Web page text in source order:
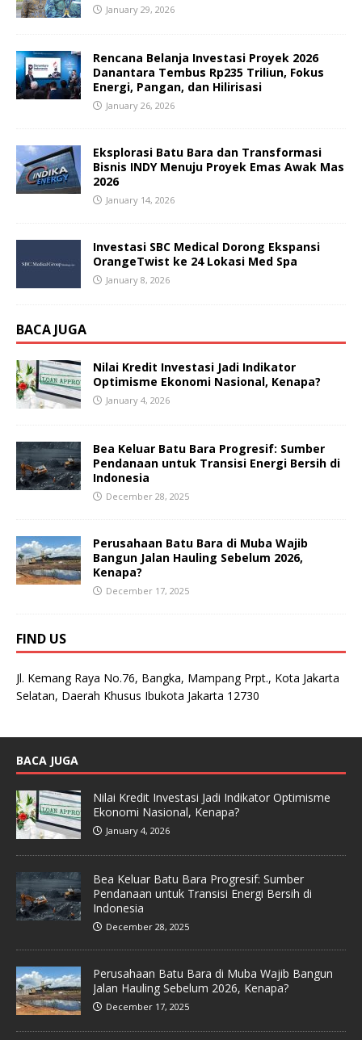
January 29, 2026
Rencana Belanja Investasi Proyek 2026
Danantara Tembus Rp235 Triliun, Fokus
Energi, Pangan, dan Hilirisasi
January 26, 2026
Eksplorasi Batu Bara dan Transformasi
Bisnis INDY Menuju Proyek Emas Awak Mas
2026
January 14, 2026
Investasi SBC Medical Dorong Ekspansi
OrangeTwist ke 24 Lokasi Med Spa
January 8, 2026
BACA JUGA
Nilai Kredit Investasi Jadi Indikator
Optimisme Ekonomi Nasional, Kenapa?
January 4, 2026
Bea Keluar Batu Bara Progresif: Sumber
Pendanaan untuk Transisi Energi Bersih di
Indonesia
December 28, 2025
Perusahaan Batu Bara di Muba Wajib
Bangun Jalan Hauling Sebelum 2026,
Kenapa?
December 17, 2025
FIND US
Jl. Kemang Raya No.76, Bangka, Mampang Prpt., Kota Jakarta
Selatan, Daerah Khusus Ibukota Jakarta 12730
BACA JUGA
Nilai Kredit Investasi Jadi Indikator Optimisme
Ekonomi Nasional, Kenapa?
January 4, 2026
Bea Keluar Batu Bara Progresif: Sumber
Pendanaan untuk Transisi Energi Bersih di
Indonesia
December 28, 2025
Perusahaan Batu Bara di Muba Wajib Bangun
Jalan Hauling Sebelum 2026, Kenapa?
December 17, 2025